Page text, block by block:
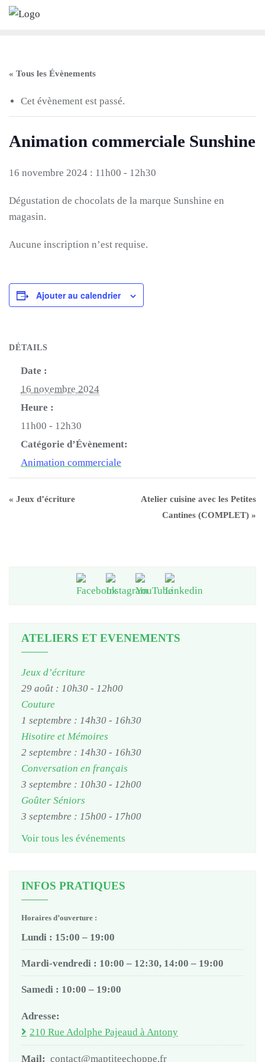
Skip
« Tous les Évènements
Cet évènement est passé.
Animation commerciale Sunshine
16 novembre 2024 : 11h00 - 12h30
Dégustation de chocolats de la marque Sunshine en
magasin.
Aucune inscription n’est requise.
Ajouter au calendrier
DÉTAILS
Date :
16 novembre 2024
Heure :
11h00 - 12h30
Catégorie d’Évènement:
Animation commerciale
« Jeux d’écriture
Atelier cuisine avec les Petites
Cantines (COMPLET) »
ATELIERS ET EVENEMENTS
Jeux d’écriture
29 août : 10h30 - 12h00
Couture
1 septembre : 14h30 - 16h30
Hisotire et Mémoires
2 septembre : 14h30 - 16h30
Conversation en français
3 septembre : 10h30 - 12h00
Goûter Séniors
3 septembre : 15h00 - 17h00
Voir tous les événements
INFOS PRATIQUES
Horaires d’ouverture :
Lundi : 15:00 – 19:00
Mardi-vendredi : 10:00 – 12:30, 14:00 – 19:00
Samedi : 10:00 – 19:00
Adresse:
210 Rue Adolphe Pajeaud à Antony
Mail: contact@maptiteechoppe.fr